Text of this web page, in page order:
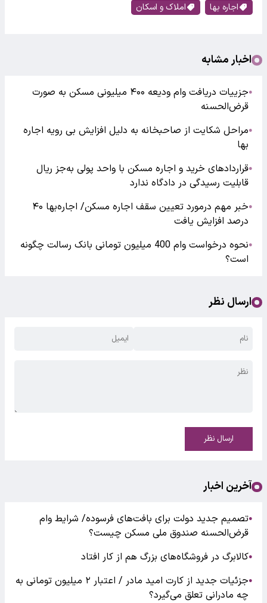
اجاره بها
املاک و اسکان
اخبار مشابه
●
جزییات دریافت وام ودیعه ۴۰۰ میلیونی مسکن به صورت
قرض‌الحسنه
●مراحل شکایت از صاحبخانه به دلیل افزایش بی رویه اجاره
بها
●قراردادهای خرید و اجاره مسکن با واحد پولی به‌جز ریال
قابلیت رسیدگی در دادگاه ندارد
●
خبر مهم درمورد تعیین سقف اجاره مسکن/ اجاره‌بها ۴۰
درصد افزایش یافت
●
نحوه درخواست وام 400 میلیون تومانی بانک رسالت چگونه
است؟
ارسال نظر
ارسال نظر
آخرین اخبار
●تصمیم جدید دولت برای بافت‌های فرسوده/ شرایط وام
قرض‌الحسنه صندوق ملی مسکن چیست؟
●کالابرگ در فروشگاه‌های بزرگ هم از کار افتاد
●
جزئیات جدید از کارت امید مادر / اعتبار ۲ میلیون تومانی به
چه مادرانی تعلق می‌گیرد؟